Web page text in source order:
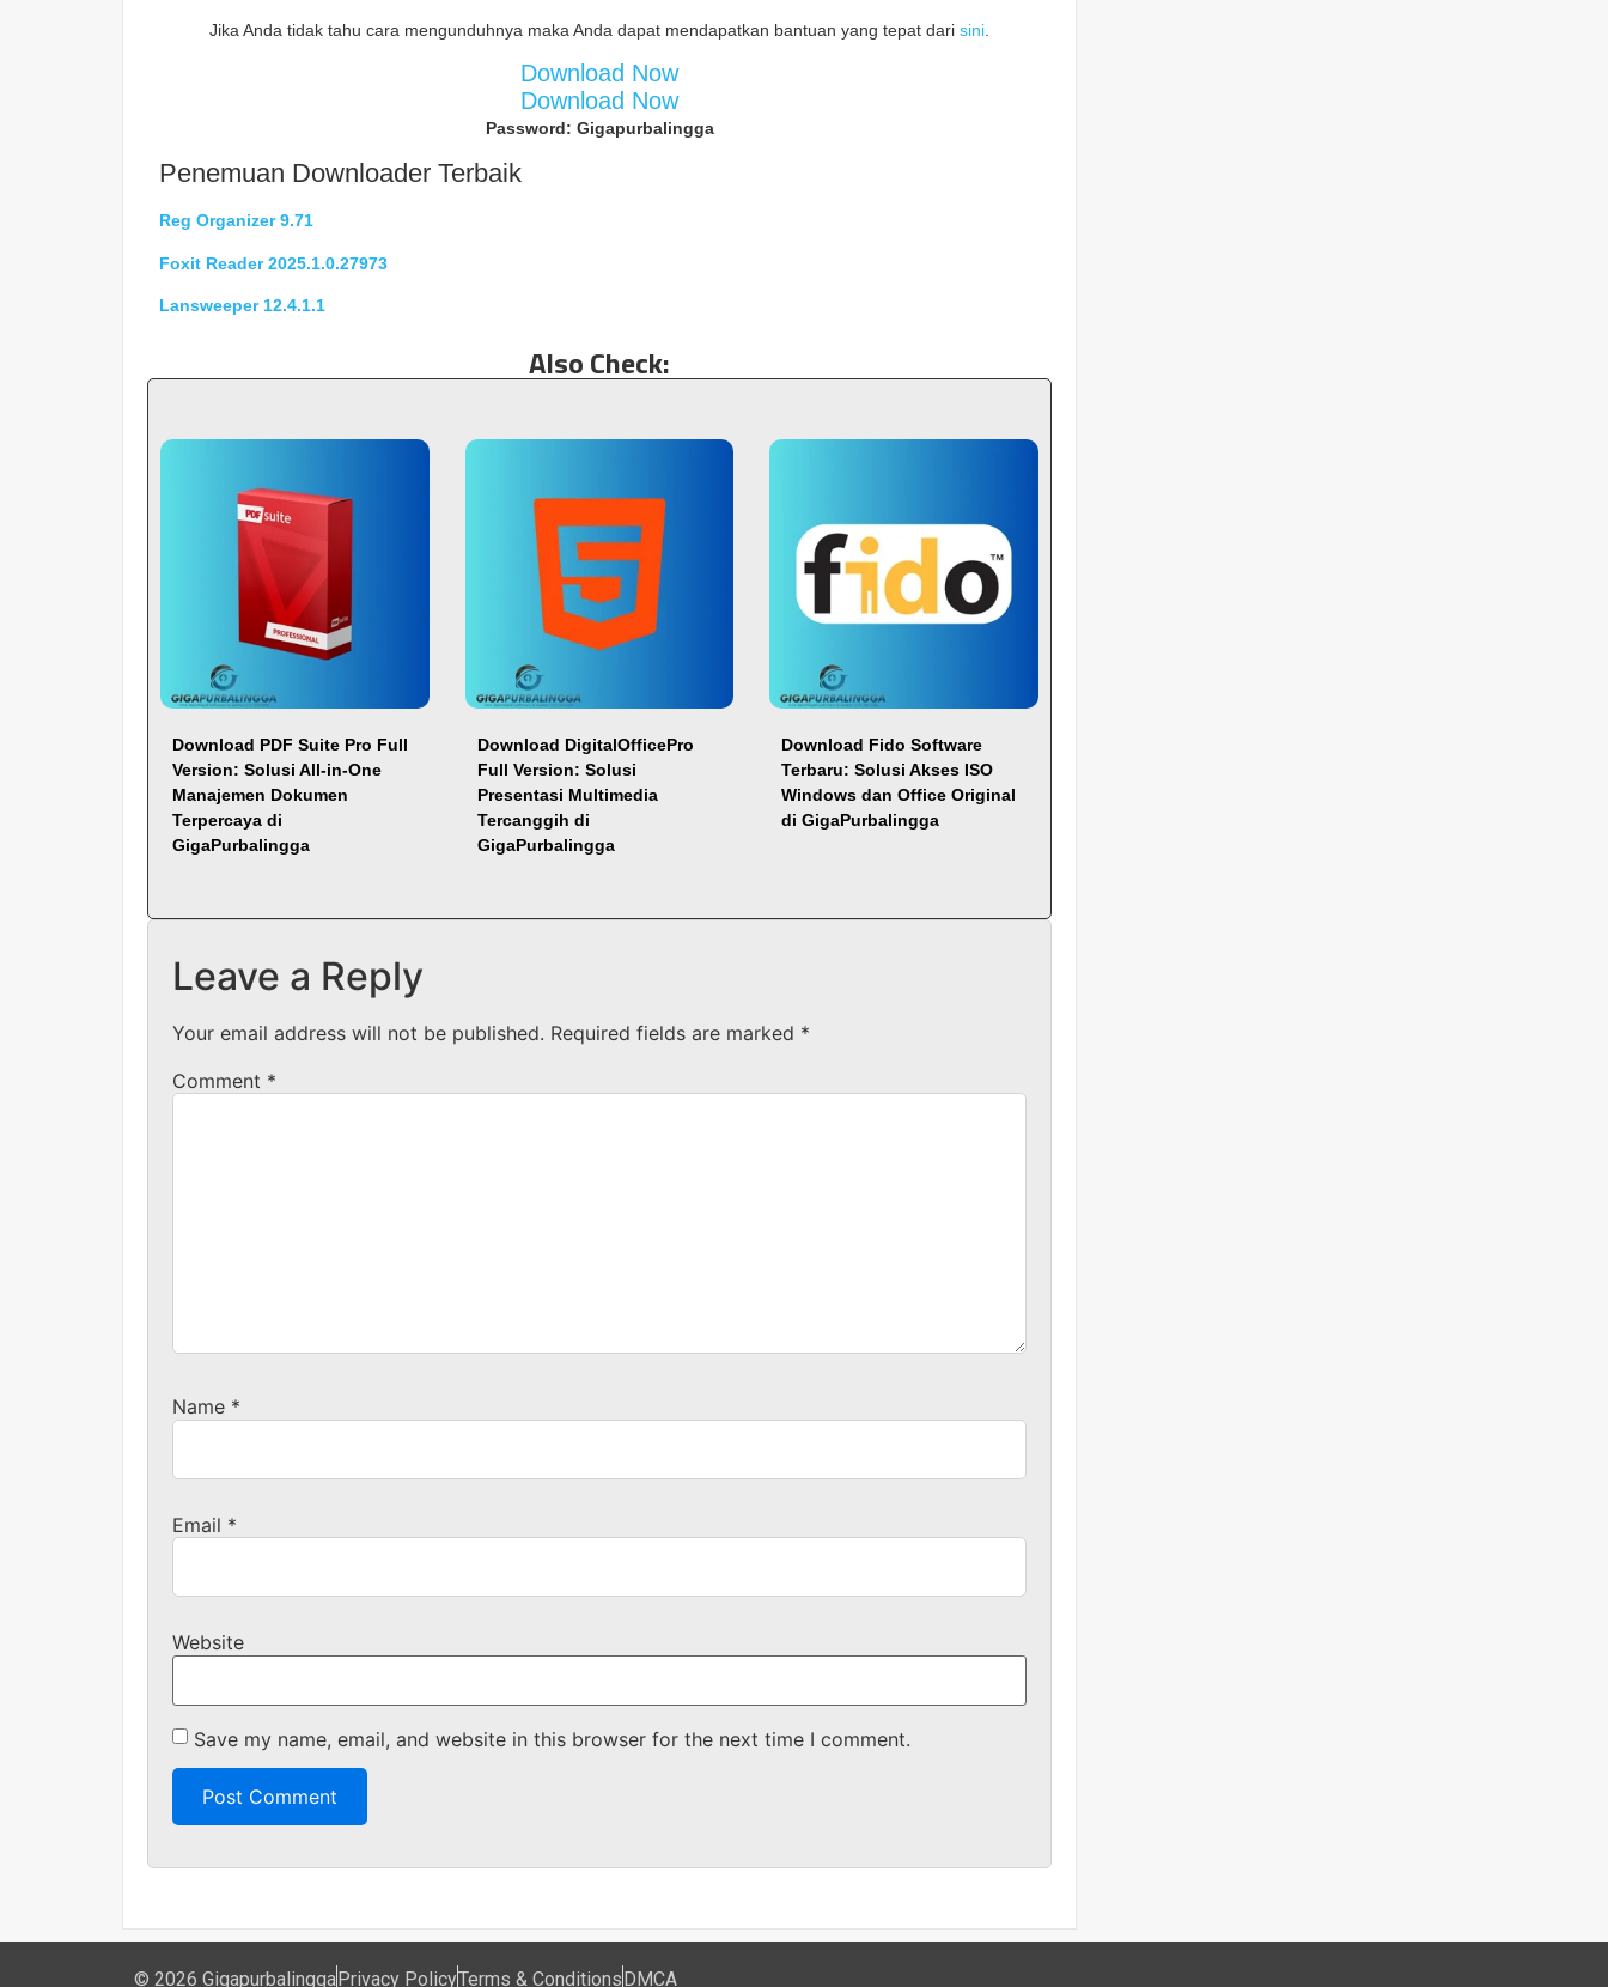
Jika Anda tidak tahu cara mengunduhnya maka Anda dapat mendapatkan bantuan yang tepat dari sini.
Download Now
Download Now
Password: Gigapurbalingga
Penemuan Downloader Terbaik
Reg Organizer 9.71
Foxit Reader 2025.1.0.27973
Lansweeper 12.4.1.1
Also Check:
Download PDF Suite Pro Full
Version: Solusi All-in-One
Manajemen Dokumen
Terpercaya di
GigaPurbalingga
Download DigitalOfficePro
Full Version: Solusi
Presentasi Multimedia
Tercanggih di
GigaPurbalingga
Download Fido Software
Terbaru: Solusi Akses ISO
Windows dan Office Original
di GigaPurbalingga
Leave a Reply
Your email address will not be published. Required fields are marked *
Comment *
Name *
Email *
Website
Save my name, email, and website in this browser for the next time I comment.
© 2026 GigapurbalinggaPrivacy PolicyTerms & ConditionsDMCA